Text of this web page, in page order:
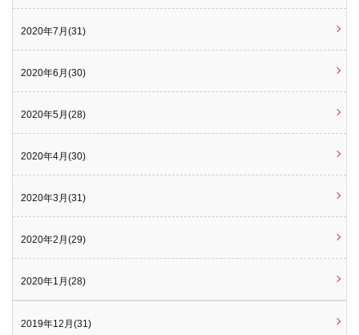
2020年7月(31)
2020年6月(30)
2020年5月(28)
2020年4月(30)
2020年3月(31)
2020年2月(29)
2020年1月(28)
2019年12月(31)